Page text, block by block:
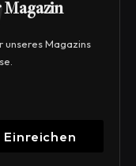
Magazin
unseres Magazins
Einreichen